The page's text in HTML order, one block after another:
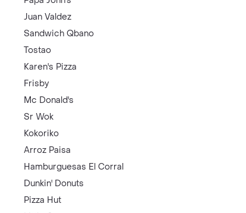
Juan Valdez
Sandwich Qbano
Tostao
Karen's Pizza
Frisby
Mc Donald's
Sr Wok
Kokoriko
Arroz Paisa
Hamburguesas El Corral
Dunkin' Donuts
Pizza Hut